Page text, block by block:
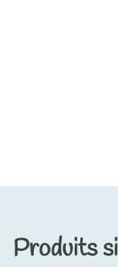
Produits